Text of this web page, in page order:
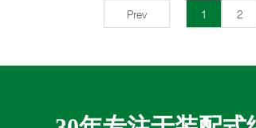
Prev 1 2